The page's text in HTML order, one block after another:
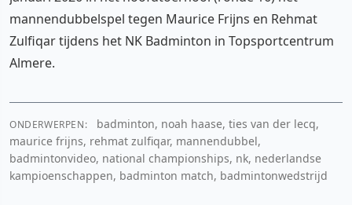
SUPERCUT: Noah Haase & Ties van der Lecq vs
Maurice Frijns & Rehmat Zulfiqar (NK
mannendubbelspel tegen Maurice Frijns en Rehmat
Zulfiqar tijdens het NK Badminton in Topsportcentrum
Almere.
ONDERWERPEN:
badminton, noah haase, ties van der lecq,
maurice frijns, rehmat zulfiqar, mannendubbel,
badmintonvideo, national championships, nk, nederlandse
kampioenschappen, badminton match, badmintonwedstrijd